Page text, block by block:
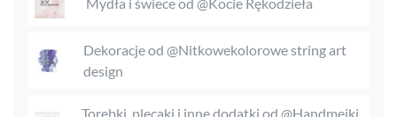
Dekoracje od @Nitkowekolorowe string art
design
Torebki, plecaki i inne dodatki od @Handmejki